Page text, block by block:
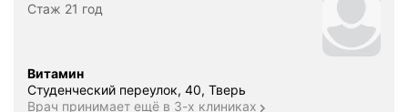
Стаж 21 год
Витамин
Студенческий переулок, 40, Тверь
Врач принимает ещё в 3-х клиниках